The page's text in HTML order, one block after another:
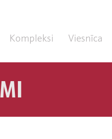
Kompleksi Viesnīca